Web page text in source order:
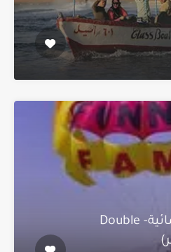
عرض في الألعاب المائية- Double